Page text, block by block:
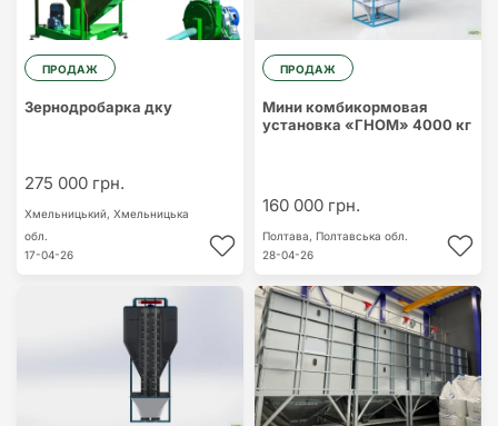
ПРОДАЖ
Зернодробарка дку
275 000 грн.
Хмельницький, Хмельницька
обл.
17-04-26
ПРОДАЖ
Мини комбикормовая
установка «ГНОМ» 4000 кг
160 000 грн.
Полтава, Полтавська обл.
28-04-26